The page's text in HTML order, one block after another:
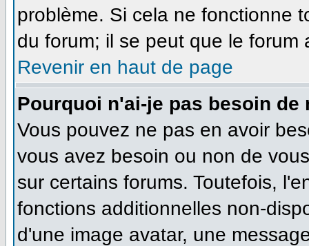
problème. Si cela ne fonctionne
du forum; il se peut que le forum
Revenir en haut de page
Pourquoi n'ai-je pas besoin de
Vous pouvez ne pas en avoir
vous avez besoin ou non de
sur certains forums. Toutefois,
fonctions additionnelles non-
d'une image avatar, une